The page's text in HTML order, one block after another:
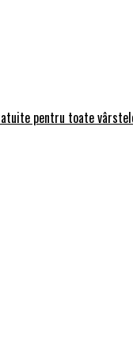
pentru toate